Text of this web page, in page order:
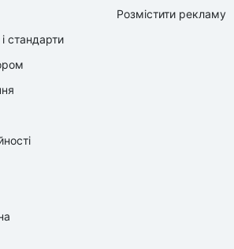
стандарти
Розмістити рекламу